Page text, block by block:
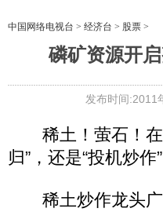
中国网络电视台 > 经济台 > 股票 >
磷矿资源开
发布时间:2011
稀土！萤石！在
归”，还是“投机炒
稀土炒作龙头广